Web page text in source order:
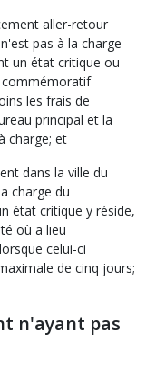
aller-retour
pas à la charge
un état critique ou
commémoratif
les frais de
principal et la
charge; et
dans la ville du
charge du
état critique y réside,
où a lieu
celui-ci
de cinq jours;
n'ayant pas